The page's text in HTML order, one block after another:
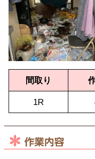
間取り
1R